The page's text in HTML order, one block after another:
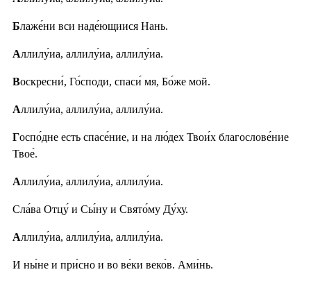
Блаже́ни вси наде́ющиися Нань.
Аллилу́иа, аллилу́иа, аллилу́иа.
Воскресни́, Го́споди, спаси́ мя, Бо́же мой.
Аллилу́иа, аллилу́иа, аллилу́иа.
Госпо́дне есть спасе́ние, и на лю́дех Твои́х благослове́ние
Твое́.
Аллилу́иа, аллилу́иа, аллилу́иа.
Сла́ва Отцу́ и Сы́ну и Свято́му Ду́ху.
Аллилу́иа, аллилу́иа, аллилу́иа.
И ны́не и при́сно и во ве́ки веко́в. Ами́нь.